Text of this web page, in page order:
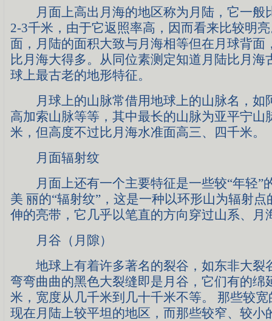
月面上高出月海的地区称为月陆，它一般
2-3千米，由于它返照率高，因而看来比较明
面，月陆的面积大致与月海相等但在月球背面
比月海大得多。从同位素测定知道月陆比月海
球上最古老的地形特征。
月球上的山脉常借用地球上的山脉名，如
高加索山脉等等，其中最长的山脉为亚平宁山
米，但高度不过比月海水准面高三、四千米。
月面辐射纹
月面上还有一个主要特征是一些较“年轻”
美 丽的“辐射纹”，这是一种以环形山为辐射点
伸的亮带，它几乎以笔直的方向穿过山系、月
月谷（月隙）
地球上有着许多著名的裂谷，如东非大裂
弯弯曲曲的黑色大裂缝即是月谷，它们有的绵
米，宽度从几千米到几十千米不等。 那些较
现在月陆上较平坦的地区，而那些较窄、较小